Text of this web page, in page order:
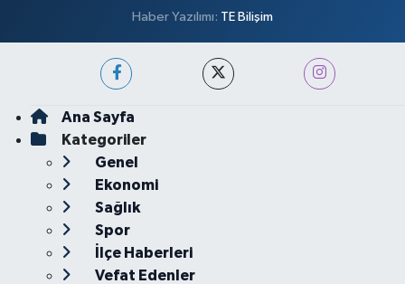
Haber Yazılımı: TE Bilişim
Ana Sayfa
Kategoriler
Genel
Ekonomi
Sağlık
Spor
İlçe Haberleri
Vefat Edenler